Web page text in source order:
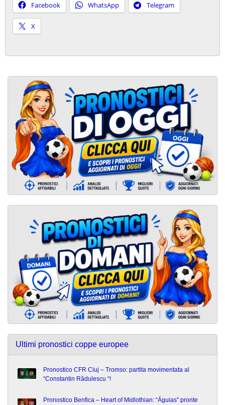
Facebook WhatsApp Telegram
X
Ultimi pronostici coppe europee
Pronostico CFR Cluj – Tromso: partita movimentata al
“Constantin Rădulescu “!
Pronostico Benfica – Heart of Midlothian: “Águias” pronte